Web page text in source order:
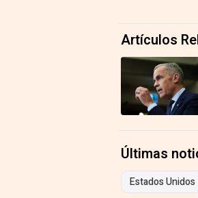
Artículos
Últimas
Estados Unidos